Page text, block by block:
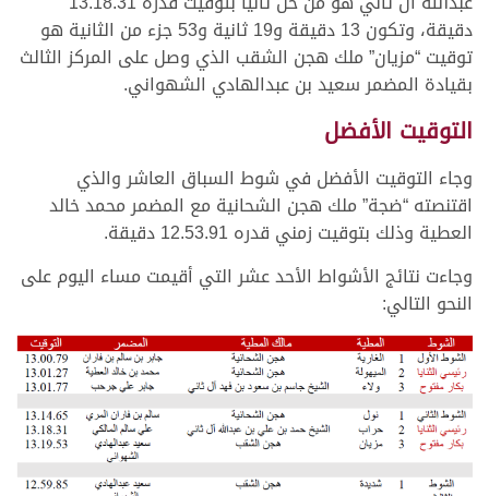
دقيقة، وتكون 13 دقيقة و19 ثانية و53 جزء من الثانية هو
توقيت “مزيان” ملك هجن الشقب الذي وصل على المركز الثالث
بقيادة المضمر سعيد بن عبدالهادي الشهواني.
التوقيت الأفضل
وجاء التوقيت الأفضل في شوط السباق العاشر والذي
اقتنصته “ضجة” ملك هجن الشحانية مع المضمر محمد خالد
العطية وذلك بتوقيت زمني قدره 12.53.91 دقيقة.
وجاءت نتائج الأشواط الأحد عشر التي أقيمت مساء اليوم على
النحو التالي: